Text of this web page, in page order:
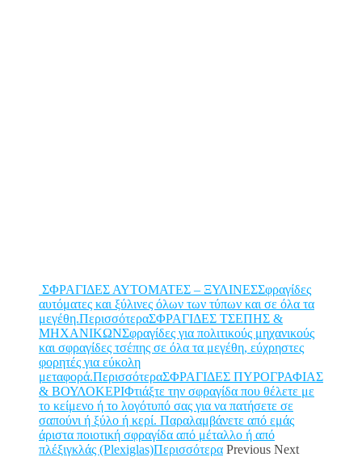
ΣΦΡΑΓΙΔΕΣ ΑΥΤΟΜΑΤΕΣ – ΞΥΛΙΝΕΣΣφραγίδες
αυτόματες και ξύλινες όλων των τύπων και σε όλα τα
μεγέθη.ΠερισσότεραΣΦΡΑΓΙΔΕΣ ΤΣΕΠΗΣ &
ΜΗΧΑΝΙΚΩΝΣφραγίδες για πολιτικούς μηχανικούς
και σφραγίδες τσέπης σε όλα τα μεγέθη, εύχρηστες
φορητές για εύκολη
μεταφορά.ΠερισσότεραΣΦΡΑΓΙΔΕΣ ΠΥΡΟΓΡΑΦΙΑΣ
& ΒΟΥΛΟΚΕΡΙΦτιάξτε την σφραγίδα που θέλετε με
το κείμενο ή το λογότυπό σας για να πατήσετε σε
σαπούνι ή ξύλο ή κερί. Παραλαμβάνετε από εμάς
άριστα ποιοτική σφραγίδα από μέταλλο ή από
πλέξιγκλάς (Plexiglas)Περισσότερα Previous Next